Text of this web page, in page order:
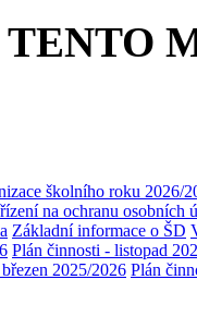
školního roku 2026/
na ochranu osobních
Základní informace o ŠD
Plán činnosti - listopad
2025/2026 Plán